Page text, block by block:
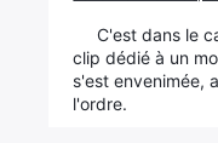
C'est dans le
clip dédié à un
s'est envenimée,
l'ordre.